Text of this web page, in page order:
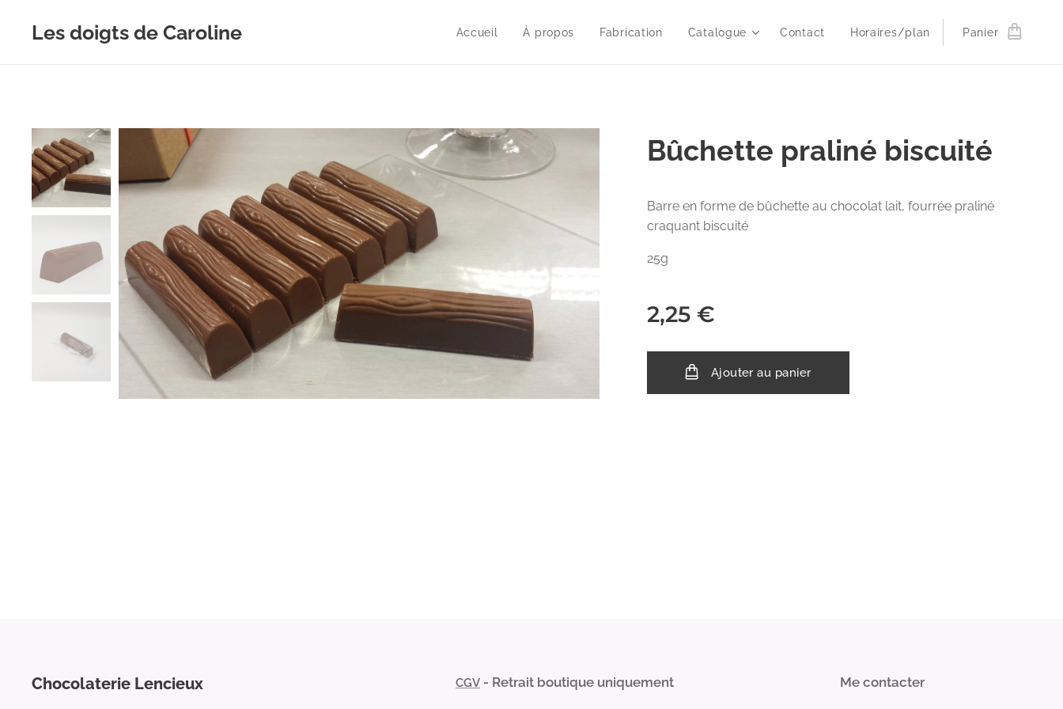
Les doigts de Caroline Accueil À propos Fabrication Catalogue Contact Horaires/plan Panier
Bûchette praliné biscuité
Barre en forme de bûchette au chocolat lait, fourrée praliné
craquant biscuité
25g
2,25 €
Ajouter au panier
Chocolaterie Lencieux CGV- Retrait boutique uniquement Me contacter